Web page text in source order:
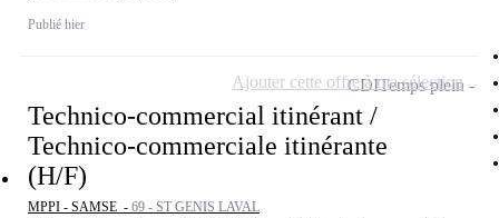
Publié hier
Technico-commercial itinérant /
Technico-commerciale itinérante
(H/F)
MPPI - SAMSE - 69 - ST GENIS LAVAL
CDITemps plein
Ajouter cette offre à ma sélection